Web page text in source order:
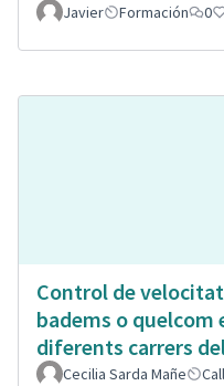
Javier Formación 0
Control de
badems o quelcom
diferents carrers
Cecilia Sarda Mañe